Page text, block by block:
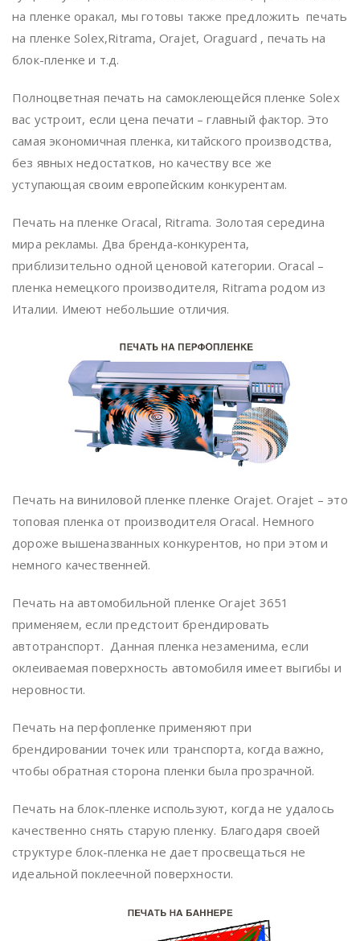
на пленке оракал, мы готовы также предложить печать
на пленке Solex,Ritrama, Orajet, Oraguard , печать на
блок-пленке и т.д.
Полноцветная печать на самоклеющейся пленке Solex
вас устроит, если цена печати – главный фактор. Это
самая экономичная пленка, китайского производства,
без явных недостатков, но качеству все же
уступающая своим европейским конкурентам.
Печать на пленке Oracal, Ritrama. Золотая середина
мира рекламы. Два бренда-конкурента,
приблизительно одной ценовой категории. Oracal –
пленка немецкого производителя, Ritrama родом из
Италии. Имеют небольшие отличия.
Печать на виниловой пленке пленке Orajet. Orajet – это
топовая пленка от производителя Oracal. Немного
дороже вышеназванных конкурентов, но при этом и
немного качественней.
Печать на автомобильной пленкеOrajet 3651
применяем, если предстоит брендировать
автотранспорт. Данная пленка незаменима, если
оклеиваемая поверхность автомобиля имеет выгибы и
неровности.
Печать на перфопленке применяют при
брендировании точек или транспорта, когда важно,
чтобы обратная сторона пленки была прозрачной.
Печать на блок-пленке используют, когда не удалось
качественно снять старую пленку. Благодаря своей
структуре блок-пленка не дает просвещаться не
идеальной поклеечной поверхности.